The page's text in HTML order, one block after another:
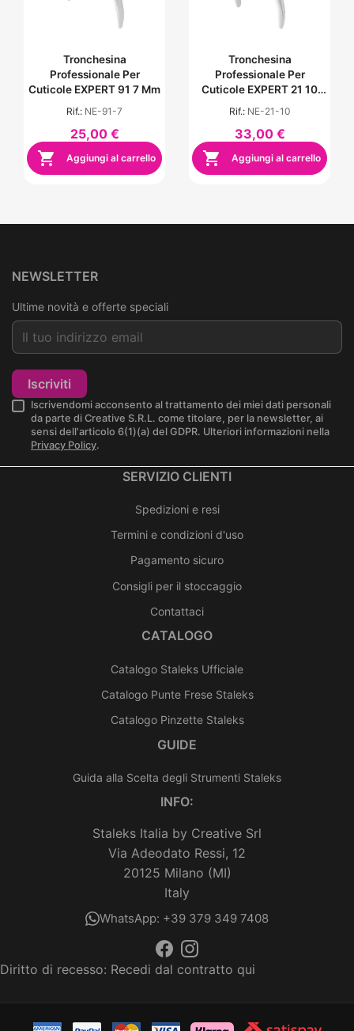
Tronchesina
Professionale Per
Cuticole EXPERT 91 7 Mm
Rif.: NE-91-7
25,00 €
 Aggiungi al carrello
Tronchesina
Professionale Per
Cuticole EXPERT 21 10
Mm
Rif.: NE-21-10
33,00 €
 Aggiungi al carrello
NEWSLETTER
Ultime novità e offerte speciali
Iscriviti
Iscrivendomi acconsento al trattamento dei miei dati personali
da parte di Creative S.R.L. come titolare, per la newsletter, ai
sensi dell'articolo 6(1)(a) del GDPR. Ulteriori informazioni nella
Privacy Policy.
SERVIZIO CLIENTI
Spedizioni e resi
Termini e condizioni d'uso
Pagamento sicuro
Consigli per il stoccaggio
Contattaci
CATALOGO
Catalogo Staleks Ufficiale
Catalogo Punte Frese Staleks
Catalogo Pinzette Staleks
GUIDE
Guida alla Scelta degli Strumenti Staleks
INFO:
Staleks Italia by Creative Srl
Via Adeodato Ressi, 12
20125 Milano (MI)
Italy
WhatsApp: +39 379 349 7408
Diritto di recesso: Recedi dal contratto qui